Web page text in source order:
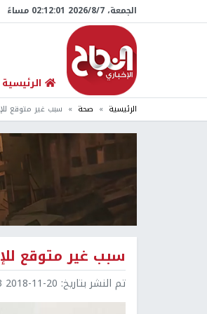
الجمعة، 7/‏8/‏2026 02:12:02 مساءً
الرئيسية
الرئيسية صحة سبب غير متوقع
سبب غير متوقع
تم النشر بتاريخ: 2018-11-20 12:23